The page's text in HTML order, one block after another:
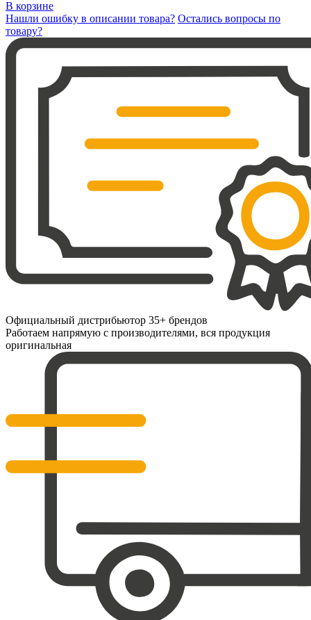
В корзине
Нашли ошибку в описании товара? Остались вопросы по
товару?
Официальный дистрибьютор 35+ брендов
Работаем напрямую с производителями, вся продукция
оригинальная